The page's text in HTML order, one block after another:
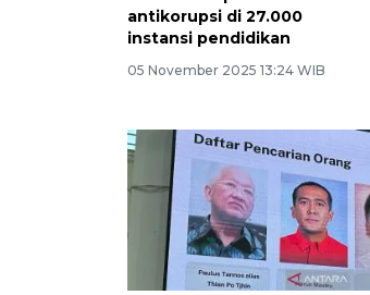
antikorupsi di 27.000
instansi pendidikan
05 November 2025 13:24 WIB